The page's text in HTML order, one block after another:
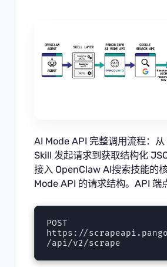
AI Mode API 完整调用流程：
Skill 发起请求到获取结构化
接入 OpenClaw AI搜索技能的
Mode API 的请求结构。API 端
POST
https://
/api/v2/scrape